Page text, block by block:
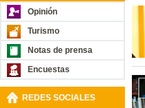
Opinión
Turismo
Notas de prensa
Encuestas
REDES SOCIALES